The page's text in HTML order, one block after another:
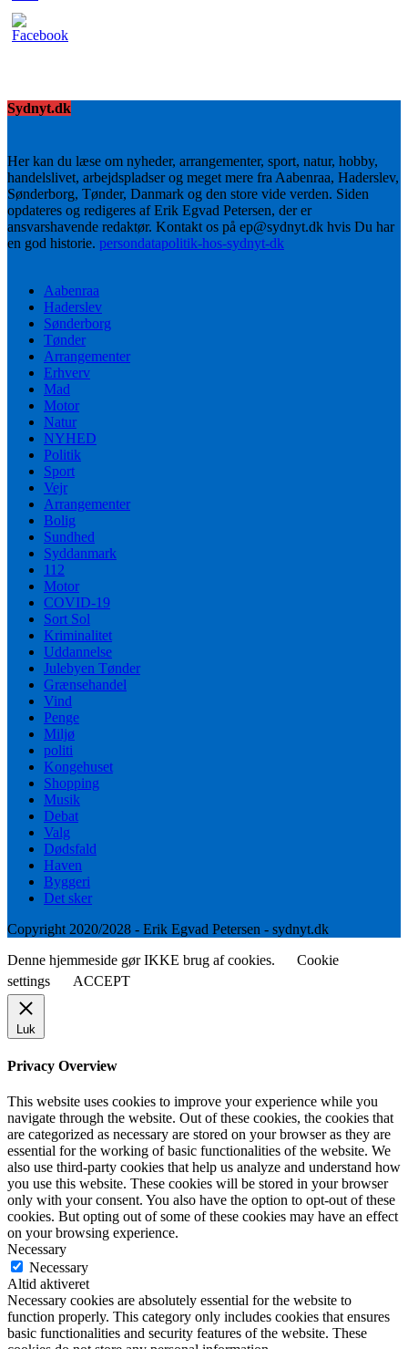
Sydnyt.dk
Her kan du læse om nyheder, arrangementer, sport, natur, hobby,
handelslivet, arbejdspladser og meget mere fra Aabenraa, Haderslev,
Sønderborg, Tønder, Danmark og den store vide verden. Siden
opdateres og redigeres af Erik Egvad Petersen, der er
ansvarshavende redaktør. Kontakt os på ep@sydnyt.dk hvis Du har
en god historie. persondatapolitik-hos-sydnyt-dk
Aabenraa
Haderslev
Sønderborg
Tønder
Arrangementer
Erhverv
Mad
Motor
Natur
NYHED
Politik
Sport
Vejr
Arrangementer
Bolig
Sundhed
Syddanmark
112
Motor
COVID-19
Sort Sol
Kriminalitet
Uddannelse
Julebyen Tønder
Grænsehandel
Vind
Penge
Miljø
politi
Kongehuset
Shopping
Musik
Debat
Valg
Dødsfald
Haven
Byggeri
Det sker
Copyright 2020/2028 - Erik Egvad Petersen - sydnyt.dk
Denne hjemmeside gør IKKE brug af cookies.
Cookie
settings
ACCEPT
Luk
Privacy Overview
This website uses cookies to improve your experience while you
navigate through the website. Out of these cookies, the cookies that
are categorized as necessary are stored on your browser as they are
essential for the working of basic functionalities of the website. We
also use third-party cookies that help us analyze and understand how
you use this website. These cookies will be stored in your browser
only with your consent. You also have the option to opt-out of these
cookies. But opting out of some of these cookies may have an effect
on your browsing experience.
Necessary
Necessary
Altid aktiveret
Necessary cookies are absolutely essential for the website to
function properly. This category only includes cookies that ensures
basic functionalities and security features of the website. These